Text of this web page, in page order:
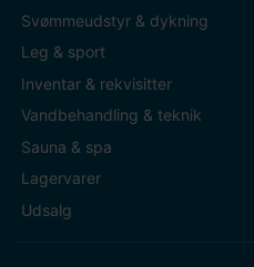
Svømmeudstyr & dykning
Leg & sport
Inventar & rekvisitter
Vandbehandling & teknik
Sauna & spa
Lagervarer
Udsalg